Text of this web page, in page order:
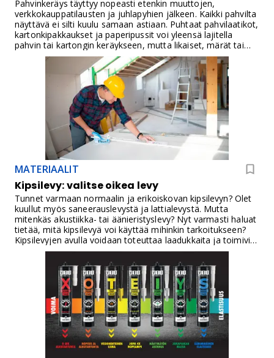
Pahvinkeräys täyttyy nopeasti etenkin muuttojen,
verkkokauppatilausten ja juhlapyhien jälkeen. Kaikki pahvilta
näyttävä ei silti kuulu samaan astiaan. Puhtaat pahvilaatikot,
kartonkipakkaukset ja paperipussit voi yleensä lajitella
pahvin tai kartongin keräykseen, mutta likaiset, märät tai
selvästi pinnoitetut materiaalit voivat kuulua
sekajätteeseen.Erityisesti lahjapaperi aiheuttaa vuodesta
toiseen hämmennystä. Vaikka se näyttää paperilta, se ei
yleensä kuulu paperinkeräykseen eikä pahvinkeräykseen,
vaan sekajätteeseen. Lahjapapereissa voi olla runsaasti
painovärejä, täyteaineita ja pinnoitteita, jotka heikentävät
kierrätyskelpoisuutta.
MATERIAALIT
Kipsilevy: valitse oikea levy
Tunnet varmaan normaalin ja erikoiskovan kipsilevyn? Olet
kuullut myös saneerauslevystä ja lattialevystä. Mutta
mitenkäs akustiikka- tai äänieristyslevy? Nyt varmasti haluat
tietää, mitä kipsilevyä voi käyttää mihinkin tarkoitukseen?
Kipsilevyjen avulla voidaan toteuttaa laadukkaita ja toimivia
rakenneratkaisuja edullisesti ja nopeasti. Kipsilevyjä on
vaivaton työstää ja niiden asentaminen on helppoa. Ne
voidaan asentaa puu- tai teräsrunkoon, ja niillä voidaan
tehdä myös kaarevia muotorakenteita. Kipsi tasaa myös
sisäilman kosteutta ja parantaa ääneneristävyyttä.Kipsilevy
onkin yksi kodin rakentamisen ja remontoinnin yleisimmistä
rakennuslevyistä. Sitä käytetään sisäseinissä, katoissa,
lattiarakenteissa, saneerauksissa, palosuojauksessa,
ääneneristyksessä ja joissakin ratkaisuissa myös
tuulensuojana. Oikea levy valitaan aina käyttökohteen